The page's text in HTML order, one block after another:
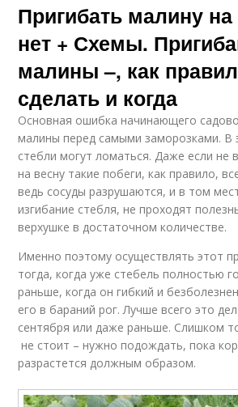
Пригибать малину
нет + Схемы.
малины –, как
сделать и когда
Основная ошибка начинающего
малины перед самыми заморозками. В
стебли могут ломаться. Даже если не
на весну такие побеги, как правило,
ведь сосуды разрушаются, и в том
изгибание стебля, не проходят
верхушке в достаточном количестве.
Именно поэтому осуществлять этот
тогда, когда уже стебель полностью
раньше, когда он гибкий и
его в бараний рог. Лучше всего это
сентября или даже раньше. Слишком
не стоит – нужно подождать, пока
разрастется должным образом.